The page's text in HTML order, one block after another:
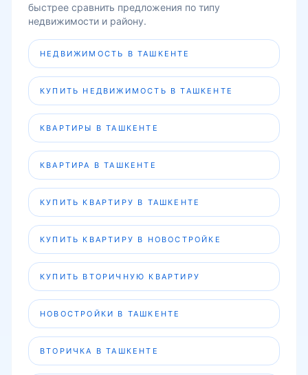
быстрее сравнить предложения по типу
недвижимости и району.
НЕДВИЖИМОСТЬ В ТАШКЕНТЕ
КУПИТЬ НЕДВИЖИМОСТЬ В ТАШКЕНТЕ
КВАРТИРЫ В ТАШКЕНТЕ
КВАРТИРА В ТАШКЕНТЕ
КУПИТЬ КВАРТИРУ В ТАШКЕНТЕ
КУПИТЬ КВАРТИРУ В НОВОСТРОЙКЕ
КУПИТЬ ВТОРИЧНУЮ КВАРТИРУ
НОВОСТРОЙКИ В ТАШКЕНТЕ
ВТОРИЧКА В ТАШКЕНТЕ